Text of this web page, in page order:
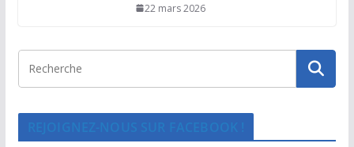
22 mars 2026
REJOIGNEZ-NOUS SUR FACEBOOK !